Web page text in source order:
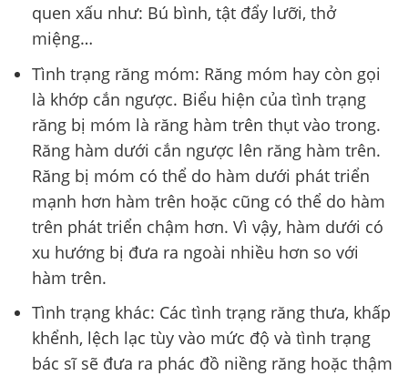
quen xấu như: Bú bình, tật đẩy lưỡi, thở
miệng…
Tình trạng răng móm: Răng móm hay còn gọi
là khớp cắn ngược. Biểu hiện của tình trạng
răng bị móm là răng hàm trên thụt vào trong.
Răng hàm dưới cắn ngược lên răng hàm trên.
Răng bị móm có thể do hàm dưới phát triển
mạnh hơn hàm trên hoặc cũng có thể do hàm
trên phát triển chậm hơn. Vì vậy, hàm dưới có
xu hướng bị đưa ra ngoài nhiều hơn so với
hàm trên.
Tình trạng khác: Các tình trạng răng thưa, khấp
khểnh, lệch lạc tùy vào mức độ và tình trạng
bác sĩ sẽ đưa ra phác đồ niềng răng hoặc thậm